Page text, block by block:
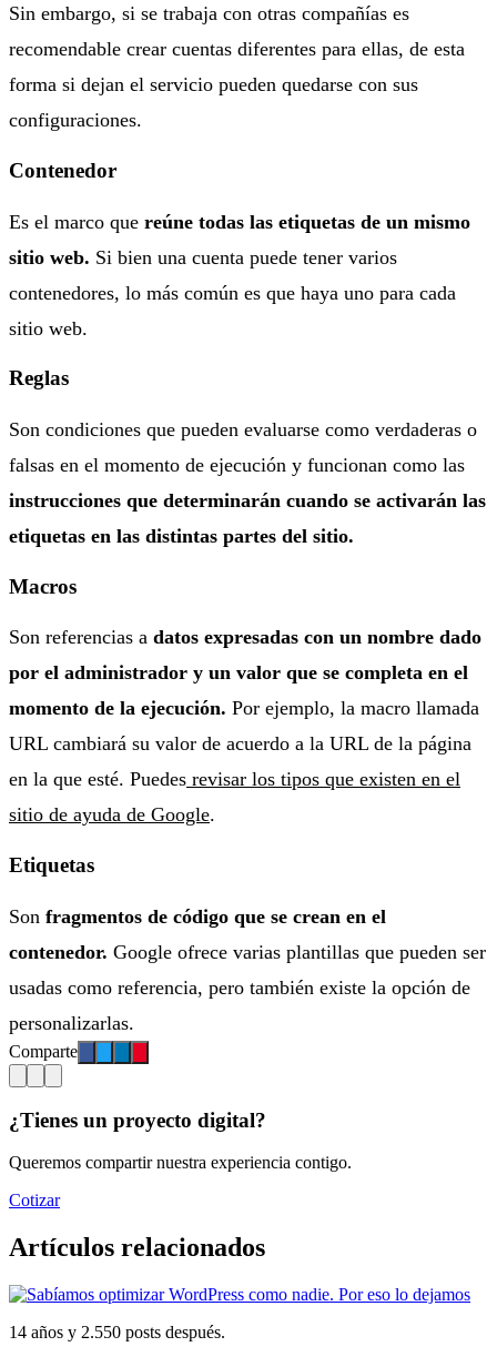
Sin embargo, si se trabaja con otras compañías es
recomendable crear cuentas diferentes para ellas, de esta
forma si dejan el servicio pueden quedarse con sus
configuraciones.
Contenedor
Es el marco que reúne todas las etiquetas de un mismo
sitio web. Si bien una cuenta puede tener varios
contenedores, lo más común es que haya uno para cada
sitio web.
Reglas
Son condiciones que pueden evaluarse como verdaderas o
falsas en el momento de ejecución y funcionan como las
instrucciones que determinarán cuando se activarán las
etiquetas en las distintas partes del sitio.
Macros
Son referencias a datos expresadas con un nombre dado
por el administrador y un valor que se completa en el
momento de la ejecución. Por ejemplo, la macro llamada
URL cambiará su valor de acuerdo a la URL de la página
en la que esté. Puedes revisar los tipos que existen en el
sitio de ayuda de Google.
Etiquetas
Son fragmentos de código que se crean en el
contenedor. Google ofrece varias plantillas que pueden ser
usadas como referencia, pero también existe la opción de
personalizarlas.
Comparte
¿Tienes un proyecto digital?
Queremos compartir nuestra experiencia contigo.
Cotizar
Artículos relacionados
14 años y 2.550 posts después.